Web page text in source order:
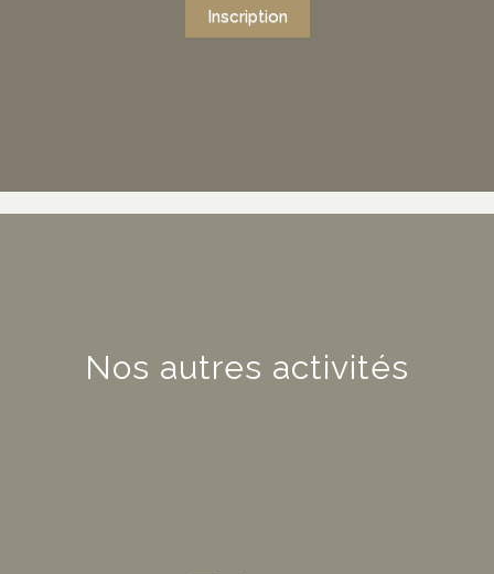
Inscription
Nos autres activités